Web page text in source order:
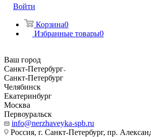
Войти
Корзина0
Избранные товары0
Ваш город
Санкт-Петербург
Санкт-Петербург
Челябинск
Екатеринбург
Москва
Первоуральск
info@nerzhaveyka-spb.ru
Россия, г. Санкт-Петербург, пр.